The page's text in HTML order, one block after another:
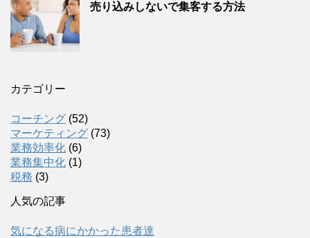
売り込みしないで集客する方法
カテゴリー
コーチング (52)
マーケティング (73)
業務効率化 (6)
業務集中化 (1)
税務 (3)
人気の記事
気になる病にかかった患者達